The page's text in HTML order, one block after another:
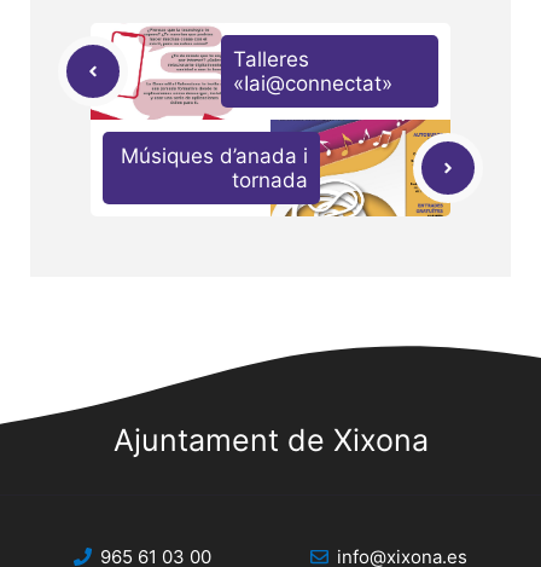
Talleres
«Iai@connectat»
Músiques d’anada i
tornada
Ajuntament de Xixona
965 61 03 00 info@xixona.es